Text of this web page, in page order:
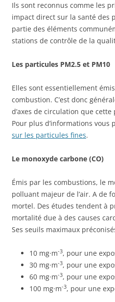
Ils sont reconnus comme les
impact direct sur la santé des
partie des éléments
stations de contrôle de la
Les particules PM2.5 et PM10
Elles sont essentiellement
combustion. C’est donc
d’axes de circulation que
Pour plus d’informations vous
sur les particules fines.
Le monoxyde carbone (CO)
Émis par les combustions, le
polluant majeur de l’air. A de
mortel. Des études tendent à
mortalité due à des causes
Ses seuils maximaux
10 mg·m-3, pour une
30 mg·m-3, pour une
60 mg·m-3, pour une
100 mg·m-3, pour une